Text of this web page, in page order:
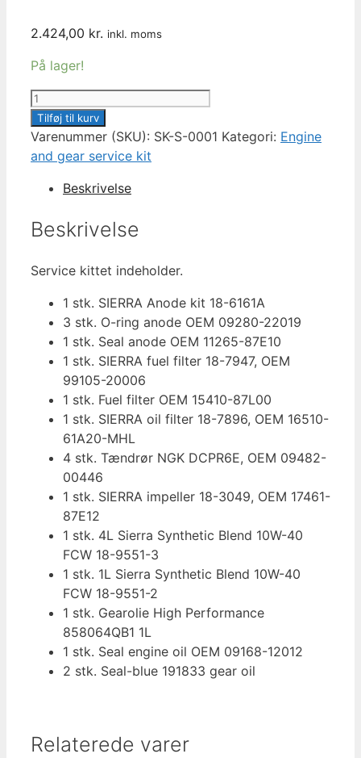
2.424,00 kr. inkl. moms
På lager!
300
HOUR
SERVICE
KIT
DF70A
DF90A,
2016
OIL
antal
Tilføj til kurv
Varenummer (SKU): SK-S-0001 Kategori: Engine
and gear service kit
Beskrivelse
Beskrivelse
Service kittet indeholder.
1 stk. SIERRA Anode kit 18-6161A
3 stk. O-ring anode OEM 09280-22019
1 stk. Seal anode OEM 11265-87E10
1 stk. SIERRA fuel filter 18-7947, OEM
99105-20006
1 stk. Fuel filter OEM 15410-87L00
1 stk. SIERRA oil filter 18-7896, OEM 16510-
61A20-MHL
4 stk. Tændrør NGK DCPR6E, OEM 09482-
00446
1 stk. SIERRA impeller 18-3049, OEM 17461-
87E12
1 stk. 4L Sierra Synthetic Blend 10W-40
FCW 18-9551-3
1 stk. 1L Sierra Synthetic Blend 10W-40
FCW 18-9551-2
1 stk. Gearolie High Performance
858064QB1 1L
1 stk. Seal engine oil OEM 09168-12012
2 stk. Seal-blue 191833 gear oil
Relaterede varer